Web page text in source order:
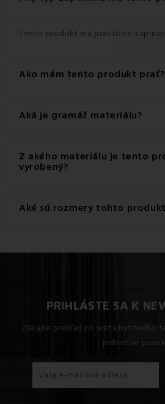
Tento produkt má praktické
Ako mám tento produkt prať?
Pre dosiahnutie najlepších
produkt prať na 60 °C.
Aká je gramáž materiálu?
Gramáž materiálu použitého pre
g/m2.
Z akého materiálu je tento
vyrobený?
Tento produkt je vyrobený z
Aké sú rozmery tohto
PRIHLÁSTE SA K
Získajte prehľad zo sveta bytového
jedinečné